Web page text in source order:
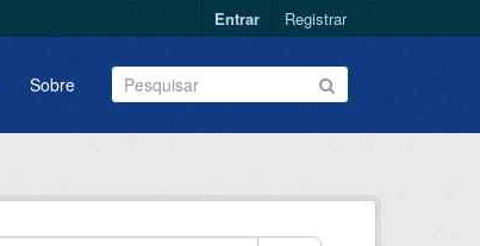
Entrar Registrar
Sobre